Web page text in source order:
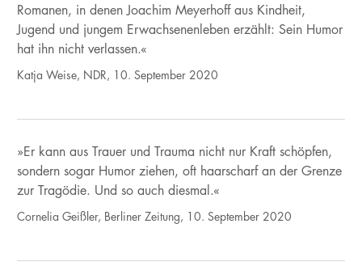
Romanen, in denen Joachim Meyerhoff aus Kindheit,
Jugend und jungem Erwachsenenleben erzählt: Sein Humor
hat ihn nicht verlassen.«
Katja Weise, NDR, 10. September 2020
»Er kann aus Trauer und Trauma nicht nur Kraft schöpfen,
sondern sogar Humor ziehen, oft haarscharf an der Grenze
zur Tragödie. Und so auch diesmal.«
Cornelia Geißler, Berliner Zeitung, 10. September 2020